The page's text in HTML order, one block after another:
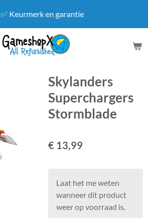
✅ Keurmerk en garantie
Skylanders
Superchargers
Stormblade
€ 13,99
Laat het me weten
wanneer dit product
weer op voorraad is.